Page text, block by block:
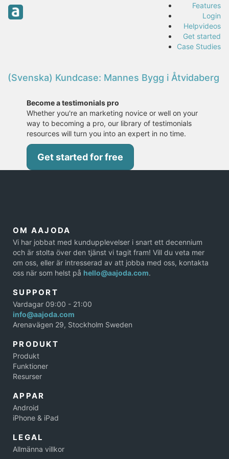
Features
Login
Helpvideos
Get started
Case Studies
(Svenska) Kundcase: Mannes Bygg i Åtvidaberg
Become a testimonials pro
Whether you're an marketing novice or well on your
way to becoming a pro, our library of testimonials
resources will turn you into an expert in no time.
Get started for free
OM AAJODA
Vi har jobbat med kundupplevelser i snart ett decennium
och är stolta över den tjänst vi tagit fram! Vill du veta mer
om oss, eller är intresserad av att jobba med oss, kontakta
oss när som helst på hello@aajoda.com.
SUPPORT
Vardagar 09:00 - 21:00
info@aajoda.com
Arenavägen 29, Stockholm Sweden
PRODUKT
Produkt
Funktioner
Resurser
APPAR
Android
iPhone & iPad
LEGAL
Allmänna villkor